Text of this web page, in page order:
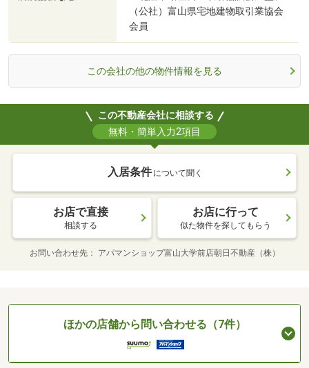
（公社）富山県宅地建物取引業協会
会員
この会社の他の物件情報を見る
この不動産会社に相談する
無料・簡単入力2項目
入居条件 について聞く
お店で直接
相談する
お店に行って
似た物件を探してもらう
お問い合わせ先 アパマンショップ富山大学前店朝日不動産（株）
ほかの店舗から問い合わせる（7件）